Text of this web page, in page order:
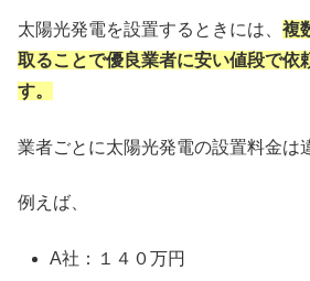
太陽光発電を設置するときには、 複
取ることで優良業者に安い値段で依
す。
業者ごとに太陽光発電の設置料金は
例えば、
A社：１４０万円